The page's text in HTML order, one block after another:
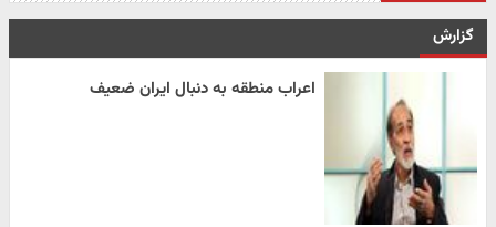
گزارش
اعراب منطقه به دنبال ایران ضعیف